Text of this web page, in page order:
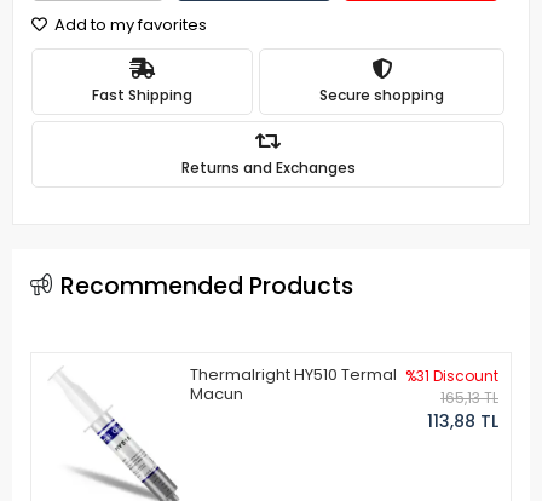
Add to my favorites
Fast Shipping Secure shopping
Returns and Exchanges
Recommended Products
Thermalright HY510 Termal
Macun
%31 Discount
165,13 TL
113,88 TL